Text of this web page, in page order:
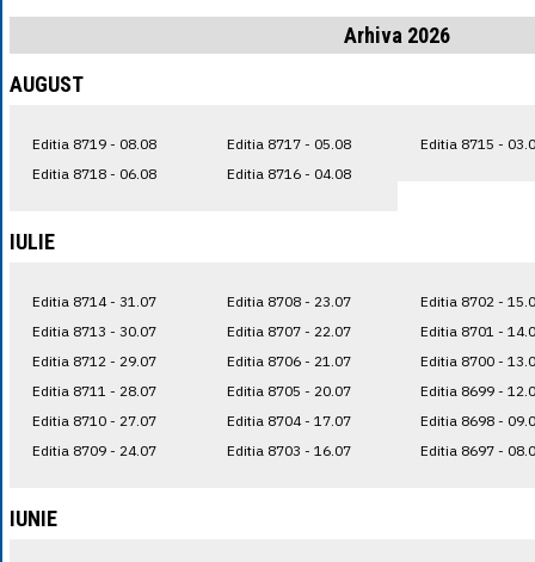
Arhiva 2026
AUGUST
Editia 8719 - 08.08
Editia 8718 - 06.08
Editia 8717 - 05.08
Editia 8716 - 04.08
Editia 8715 -
IULIE
Editia 8714 - 31.07
Editia 8713 - 30.07
Editia 8712 - 29.07
Editia 8711 - 28.07
Editia 8710 - 27.07
Editia 8709 - 24.07
Editia 8708 - 23.07
Editia 8707 - 22.07
Editia 8706 - 21.07
Editia 8705 - 20.07
Editia 8704 - 17.07
Editia 8703 - 16.07
Editia 8702 -
Editia 8701 -
Editia 8700 -
Editia 8699 -
Editia 8698 -
Editia 8697 -
IUNIE